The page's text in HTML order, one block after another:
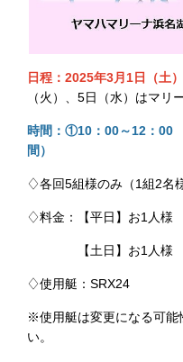
日程：2025年3月1日（土
（火）、5日（水）はマリ
時間：①10：00～12：
間）
♢各回5組様のみ（1組2名
♢料金：【平日】お1人様
【土日】お1人様
♢使用艇：SRX24
※使用艇は変更になる可能
い。